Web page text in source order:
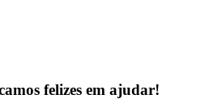
felizes em ajudar!